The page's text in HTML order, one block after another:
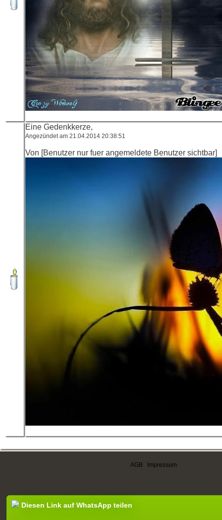
Eine Gedenkkerze,
Angezündet am 21.04.2014 20:38:51
Von [Benutzer nur fuer angemeldete Benutzer sichtbar]
AGB Impressum
Diesen Link auf WhatsApp teilen